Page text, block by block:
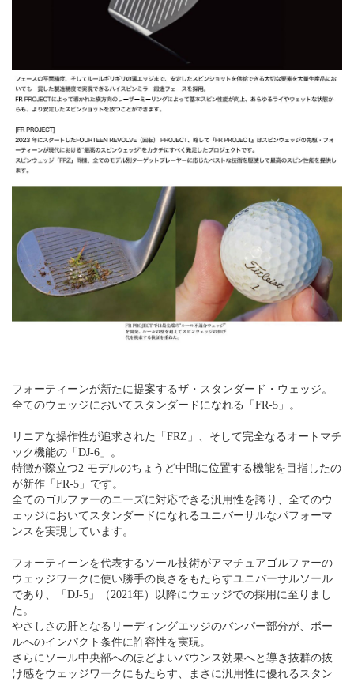
フォーティーンが新たに提案するザ・スタンダード・ウェッジ。
全てのウェッジにおいてスタンダードになれる「FR-5」。
リニアな操作性が追求された「FRZ」、そして完全なるオートマチ
ック機能の「DJ-6」。
特徴が際立つ2 モデルのちょうど中間に位置する機能を目指したの
が新作「FR-5」です。
全てのゴルファーのニーズに対応できる汎用性を誇り、全てのウ
ェッジにおいてスタンダードになれるユニバーサルなパフォーマ
ンスを実現しています。
フォーティーンを代表するソール技術がアマチュアゴルファーの
ウェッジワークに使い勝手の良さをもたらすユニバーサルソール
であり、「DJ-5」（2021年）以降にウェッジでの採用に至りまし
た。
やさしさの肝となるリーディングエッジのバンパー部分が、ボー
ルへのインパクト条件に許容性を実現。
さらにソール中央部へのほどよいバウンス効果へと導き抜群の抜
け感をウェッジワークにもたらす、まさに汎用性に優れるスタン